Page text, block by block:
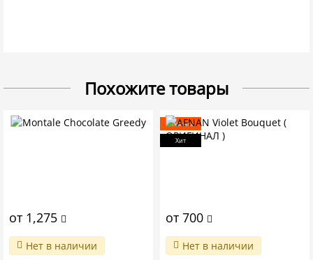
Похожите товары
от 1,275
Нет в наличии
Новинка
Хит
от 700
Нет в наличии